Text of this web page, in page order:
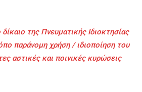
της Πνευματικής Ιδιοκτησίας
παράνομη χρήση / ιδιοποίηση του
αστικές και ποινικές κυρώσεις